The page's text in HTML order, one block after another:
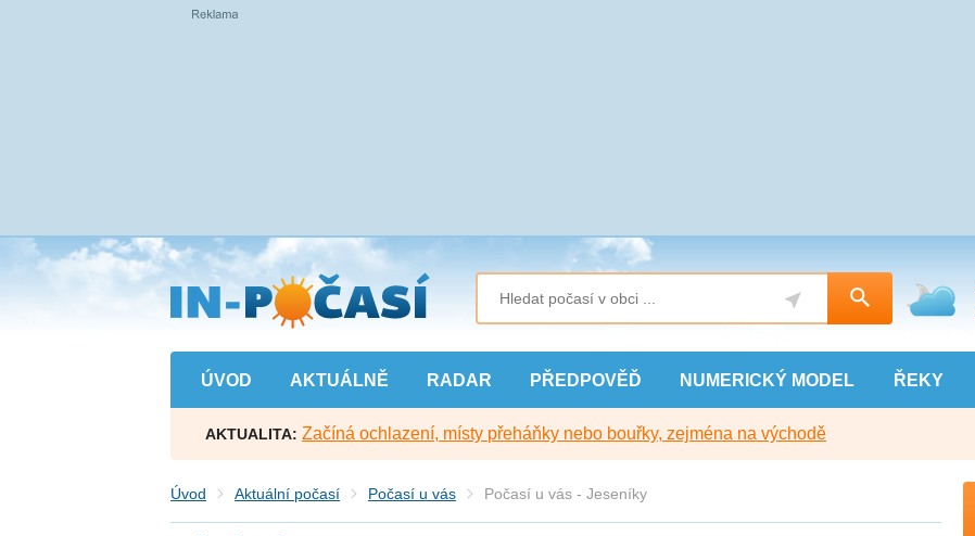
Přejít
na
hlavní
obsah
ÚVOD AKTUÁLNĚ RADAR PŘEDPOVĚĎ NUMERICKÝ MODEL ŘEKY
AKTUALITA: Začíná ochlazení, místy přeháňky nebo bouřky, zejména na východě
Úvod Aktuální počasí Počasí u vás Počasí u vás - Jeseníky